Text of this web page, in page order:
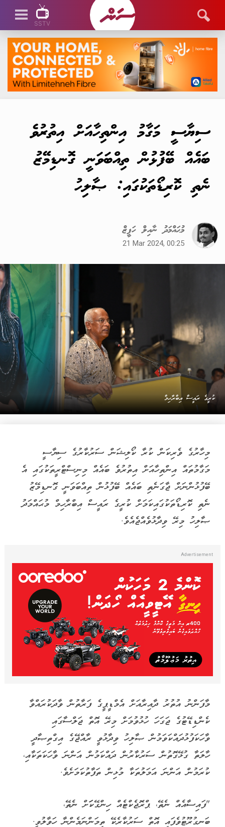
SSTV
SSTV LIVE
ސިޔާސީ މަގާމު އިންތިހާއަށް އިތުރުވެ
ބައެއް ބޭފުޅުން ތިއްބަވަނީ ގޮނޑިމޭޒު
ނެތި ކޮރިޑޯތަކުގައި: ޞާލިހު
މުޙައްމަދު ނާއިލް ހަފީޒް
21 Mar 2024, 00:25
ކުރީގެ ރައީސް އިބްރާހިމް
މިހާރުގެ ވެރިކަން ކުރާ ކޯލިޝަން ސަރުކާރުގެ ސިޔާސީ
މަގާމުތައް އިންތިހާއަށް އިތުރުވެ ބައެއް މިނިސްޓްރީތަކުގައި އެ
ބޭފުޅުންނަށް ޖާގަނެތި ބައެއް ބޭފުޅުން ތިއްބަވަނީ ގޮނޑިމޭޒު
ނެތި ކޮރިޑޯތަކުގައިކަމަށް ކުރީގެ ރައީސް އިބްރާހިމް މުޙައްމަދު
ޞާލިހު މިރޭ ވިދާޅުވެއްޖެއެވެ.
މާފަންނު އުތުރު ދާއިރާއަށް އެމްޑީޕީގެ ފަރާތުން ވާދަކުރައްވާ
ކެންޑިޑޭޓުގެ ޖަގަހަ ހުޅުވުމަށް މިރޭ އޮތް ޖަލްސާގައި
ވާހަކަފުޅުދައްކަވަމުން ޞާލިހު ވިދާޅުވީ ރާއްޖޭގެ އިގްތިޞާދީ
ހާލަތާ ގުޅޭގޮތުން ސަރުކާރުން ދައްކަމުން އަންނަ ވާހަކަތަކާއި،
ކުރަމުން އަންނަ އަމަލުތަކާ މުޅިން ތަފާތުކަމަށެވެ.
"ފައިސާއެއް ނެތޭ، ޕްރޮޖެކްޓެއް ހިންގޭކަަށް ނެތޭ،
ބަނގުރޫޓުވެފައި އޮތް ސަރުކާރެކޭ ތިމަންނަމެންނާ ހަވާލުވީ.